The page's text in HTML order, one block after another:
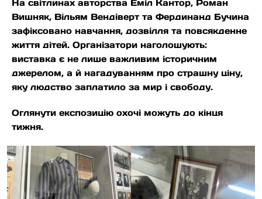
На світлинах авторства Еміл Кантор, Роман
Вишняк, Вільям Вендіверт та Фердинанд Бучина
зафіксовано навчання, дозвілля та повсякденне
життя дітей. Організатори наголошують:
виставка є не лише важливим історичним
джерелом, а й нагадуванням про страшну ціну,
яку людство заплатило за мир і свободу.
Оглянути експозицію охочі можуть до кінця
тижня.